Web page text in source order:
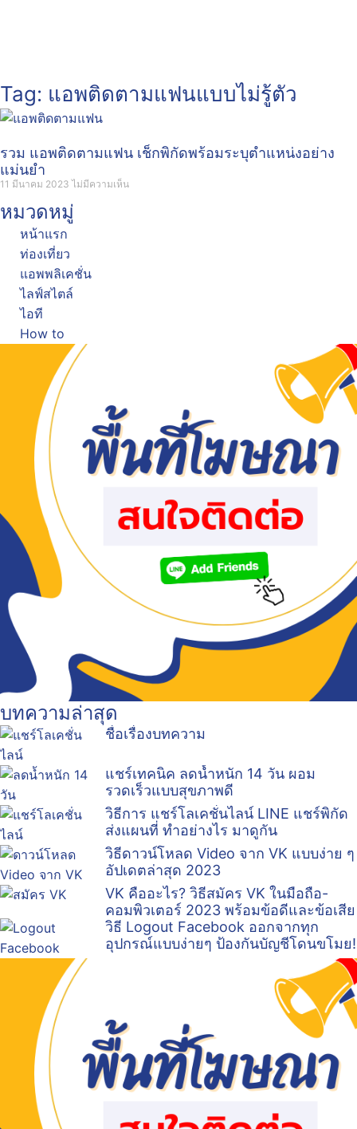
Tag: แอพติดตามแฟนแบบไม่รู้ตัว
รวม แอพติดตามแฟน เช็กพิกัดพร้อมระบุตำแหน่งอย่าง
แม่นยำ
11 มีนาคม 2023ไม่มีความเห็น
หมวดหมู่
หน้าแรก
ท่องเที่ยว
แอพพลิเคชั่น
ไลฟ์สไตล์
ไอที
How to
บทความล่าสุด
ชื่อเรื่องบทความ
แชร์เทคนิค ลดน้ำหนัก 14 วัน ผอม
รวดเร็วแบบสุขภาพดี
วิธีการ แชร์โลเคชั่นไลน์ LINE แชร์พิกัด
ส่งแผนที่ ทำอย่างไร มาดูกัน
วิธีดาวน์โหลด Video จาก VK แบบง่าย ๆ
อัปเดตล่าสุด 2023
VK คืออะไร? วิธีสมัคร VK ในมือถือ-
คอมพิวเตอร์ 2023 พร้อมข้อดีและข้อเสีย
วิธี Logout Facebook ออกจากทุก
อุปกรณ์แบบง่ายๆ ป้องกันบัญชีโดนขโมย!